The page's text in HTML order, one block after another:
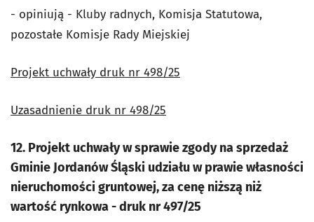
- opiniują - Kluby radnych, Komisja Statutowa,
pozostałe Komisje Rady Miejskiej
Projekt uchwały druk nr 498/25
Uzasadnienie druk nr 498/25
12. Projekt uchwały w sprawie zgody na sprzedaż
Gminie Jordanów Śląski udziału w prawie własności
nieruchomości gruntowej, za cenę niższą niż
wartość rynkowa - druk nr 497/25